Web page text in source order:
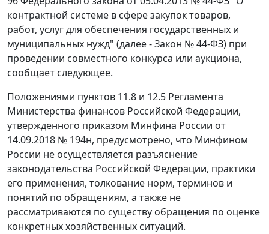
контрактной системе в сфере закупок товаров,
работ, услуг для обеспечения государственных и
муниципальных нужд" (далее - Закон № 44-ФЗ) при
проведении совместного конкурса или аукциона,
сообщает следующее.
Положениями пунктов 11.8 и 12.5 Регламента
Министерства финансов Российской Федерации,
утвержденного приказом Минфина России от
14.09.2018 № 194н, предусмотрено, что Минфином
России не осуществляется разъяснение
законодательства Российской Федерации, практики
его применения, толкование норм, терминов и
понятий по обращениям, а также не
рассматриваются по существу обращения по оценке
конкретных хозяйственных ситуаций.